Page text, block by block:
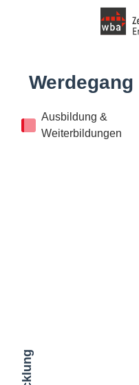
Ausbildung &
Weiterbildungen